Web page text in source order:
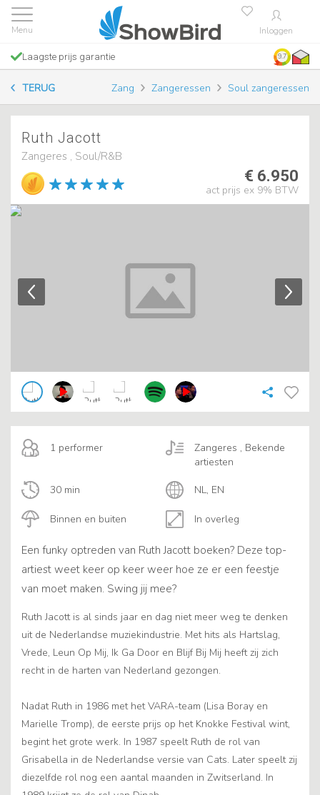
Inloggen
Laagste prijs garantie 9.7
TERUG Zang Zangeressen Soul zangeressen
Ruth Jacott
Zangeres , Soul/R&B
€ 6.950
act prijs ex 9% BTW
1 performer
Binnen en buiten
Zangeres , Bekende
artiesten
30 min
In overleg
NL, EN
Een funky optreden van Ruth Jacott boeken? Deze top-
artiest weet keer op keer weer hoe ze er een feestje
van moet maken. Swing jij mee?
Ruth Jacott is al sinds jaar en dag niet meer weg te denken
uit de Nederlandse muziekindustrie. Met hits als Hartslag,
Vrede, Leun Op Mij, Ik Ga Door en Blijf Bij Mij heeft zij zich
recht in de harten van Nederland gezongen.
Nadat Ruth in 1986 met het VARA-team (Lisa Boray en
Marielle Tromp), de eerste prijs op het Knokke Festival wint,
begint het grote werk. In 1987 speelt Ruth de rol van
Grisabella in de Nederlandse versie van Cats. Later speelt zij
diezelfde rol nog een aantal maanden in Zwitserland. In